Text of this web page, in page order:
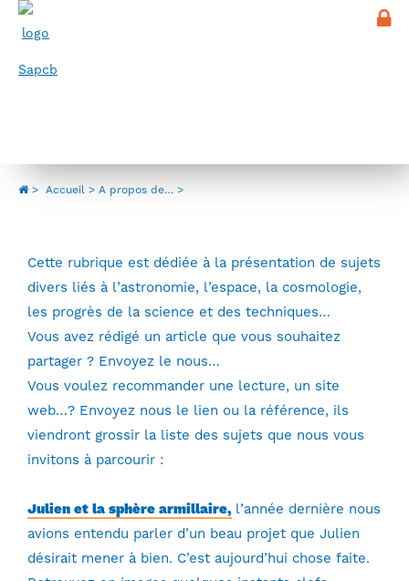
> Accueil A propos de…
Cette rubrique est dédiée à la présentation de sujets
divers liés à l’astronomie, l’espace, la cosmologie,
les progrès de la science et des techniques…
Vous avez rédigé un article que vous souhaitez
partager ? Envoyez le nous…
Vous voulez recommander une lecture, un site
web…? Envoyez nous le lien ou la référence, ils
viendront grossir la liste des sujets que nous vous
invitons à parcourir :
Julien et la sphère armillaire, l’année dernière nous
avions entendu parler d’un beau projet que Julien
désirait mener à bien. C’est aujourd’hui chose faite.
Panneau de gestion des cookies